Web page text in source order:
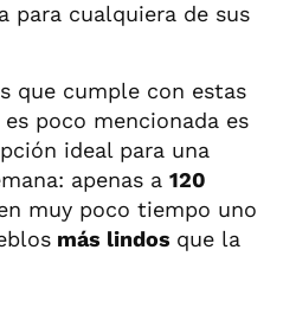
para cualquiera de sus
que cumple con estas
poco mencionada es
ideal para una
apenas a 120
muy poco tiempo uno
más lindos que la